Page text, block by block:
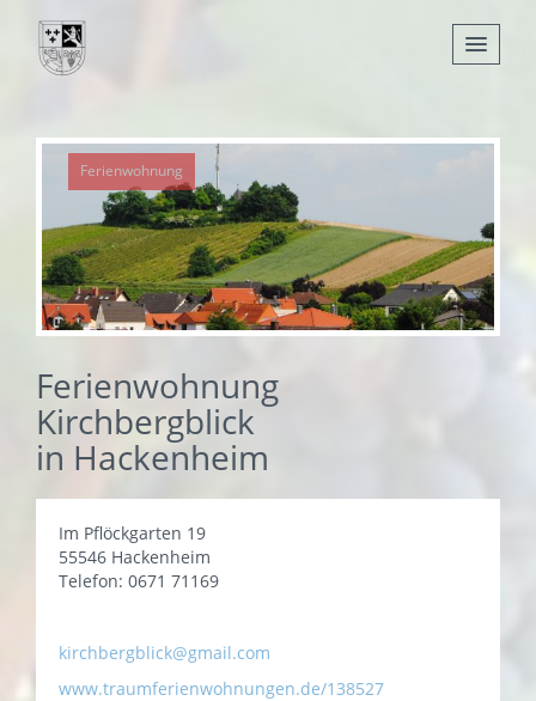
Nachrichten
Leben
Verwaltung
Tourismus
Gemeinden
Ferienwohnung
Ferienwohnung
Kirchbergblick
in Hackenheim
Im Pflöckgarten 19
55546 Hackenheim
Telefon: 0671 71169
kirchbergblick@gmail.com
www.traumferienwohnungen.de/138527